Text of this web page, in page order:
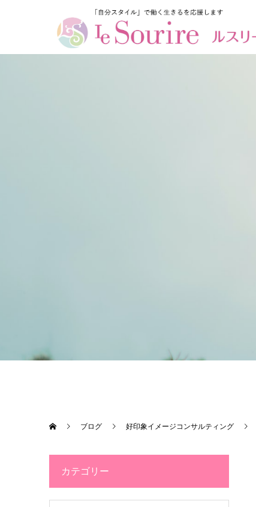
ブログ 好印象イメージコンサルティング
カテゴリー